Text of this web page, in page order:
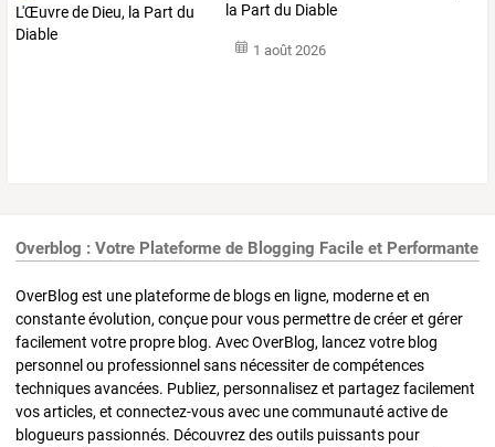
la Part du Diable
1 août 2026
Overblog : Votre Plateforme de Blogging Facile et Performante
OverBlog est une plateforme de blogs en ligne, moderne et en
constante évolution, conçue pour vous permettre de créer et gérer
facilement votre propre blog. Avec OverBlog, lancez votre blog
personnel ou professionnel sans nécessiter de compétences
techniques avancées. Publiez, personnalisez et partagez facilement
vos articles, et connectez-vous avec une communauté active de
blogueurs passionnés. Découvrez des outils puissants pour